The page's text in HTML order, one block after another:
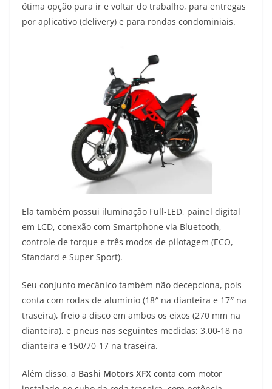
ótima opção para ir e voltar do trabalho, para entregas
por aplicativo (delivery) e para rondas condominiais.
Ela também possui iluminação Full-LED, painel digital
em LCD, conexão com Smartphone via Bluetooth,
controle de torque e três modos de pilotagem (ECO,
Standard e Super Sport).
Seu conjunto mecânico também não decepciona, pois
conta com rodas de alumínio (18″ na dianteira e 17″ na
traseira), freio a disco em ambos os eixos (270 mm na
dianteira), e pneus nas seguintes medidas: 3.00-18 na
dianteira e 150/70-17 na traseira.
Além disso, a Bashi Motors XFX conta com motor